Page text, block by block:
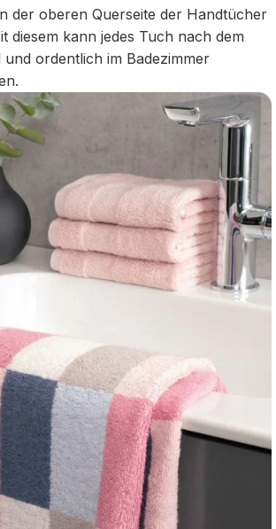
der oberen Querseite der Handtücher
diesem kann jedes Tuch nach dem
ordentlich im Badezimmer